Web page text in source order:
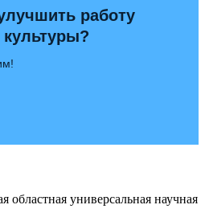
работу
универсальная научная